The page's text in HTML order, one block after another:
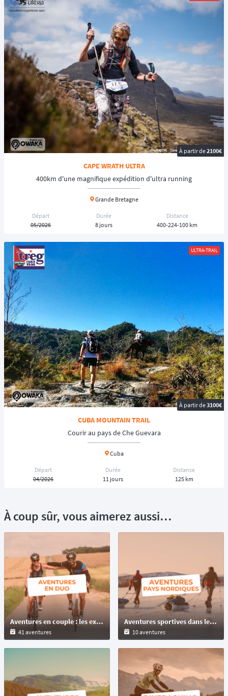
À partir de2100€
CAPE WRATH ULTRA
400km d'une magnifique expédition d'ultra running
Grande Bretagne
Départ
05/2026
Durée
8 jours
Distance
400-224-100 km
ULTRA-TRAIL
À partir de3100€
CUBA MOUNTAIN TRAIL
Courir au pays de Che Guevara
Cuba
Départ
04/2026
Durée
11 jours
Distance
125 km
À coup sûr, vous aimerez aussi…
Aventures en couple : les expériences inoubliables pour les amoureux d’évasion à l'occasion de la Saint Valentin
41 aventures
Aventures sportives dans les pays nordiques : ultra-trails, cyclos extrêmes, raid multisport pour tous les niveaux
10 aventures